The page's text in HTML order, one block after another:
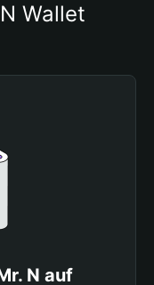
Wallet
N auf